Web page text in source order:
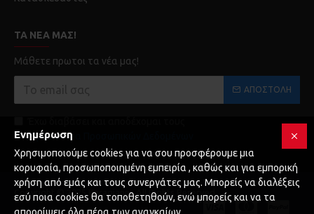
ΤΑ ΝΈΑ ΜΑΣ!
Μάθετε πρωτοι τα νέα μας!
ΑΠΟΣΤΟΛΉ
Προστασία Προσωπικών Δεδομένων
Copyright © 2025 Karagianni, All Rights Reserved
Ενημέρωση
Χρησιμοποιούμε cookies για να σου προσφέρουμε μια
κορυφαία, προσωποποιημένη εμπειρία , καθώς και για εμπορική
χρήση από εμάς και τους συνεργάτες μας. Μπορείς να διαλέξεις
εσύ ποια cookies θα τοποθετηθούν, ενώ μπορείς και να τα